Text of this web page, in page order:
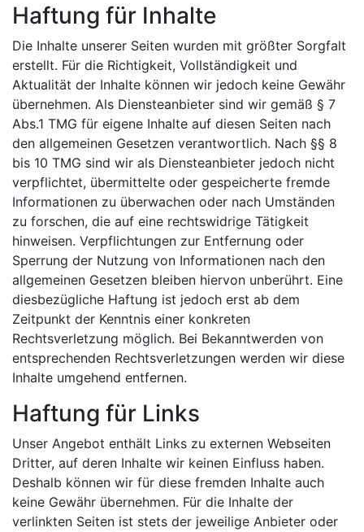
Haftung für Inhalte
Die Inhalte unserer Seiten wurden mit größter Sorgfalt
erstellt. Für die Richtigkeit, Vollständigkeit und
Aktualität der Inhalte können wir jedoch keine Gewähr
übernehmen. Als Diensteanbieter sind wir gemäß § 7
Abs.1 TMG für eigene Inhalte auf diesen Seiten nach
den allgemeinen Gesetzen verantwortlich. Nach §§ 8
bis 10 TMG sind wir als Diensteanbieter jedoch nicht
verpflichtet, übermittelte oder gespeicherte fremde
Informationen zu überwachen oder nach Umständen
zu forschen, die auf eine rechtswidrige Tätigkeit
hinweisen. Verpflichtungen zur Entfernung oder
Sperrung der Nutzung von Informationen nach den
allgemeinen Gesetzen bleiben hiervon unberührt. Eine
diesbezügliche Haftung ist jedoch erst ab dem
Zeitpunkt der Kenntnis einer konkreten
Rechtsverletzung möglich. Bei Bekanntwerden von
entsprechenden Rechtsverletzungen werden wir diese
Inhalte umgehend entfernen.
Haftung für Links
Unser Angebot enthält Links zu externen Webseiten
Dritter, auf deren Inhalte wir keinen Einfluss haben.
Deshalb können wir für diese fremden Inhalte auch
keine Gewähr übernehmen. Für die Inhalte der
verlinkten Seiten ist stets der jeweilige Anbieter oder